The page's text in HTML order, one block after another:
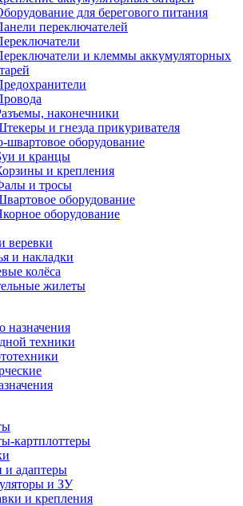
для берегового питания
переключателей
и клеммы аккумуляторных
наконечники
и гнезда прикуривателя
швартовое оборудование
и кранцы
и крепления
и тросы
оборудование
оборудование
веревки
и накладки
колёса
жилеты
назначения
техники
картплоттеры
и адаптеры
и ЗУ
и крепления